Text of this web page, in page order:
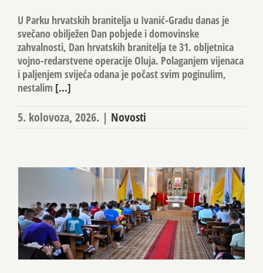
U Parku hrvatskih branitelja u Ivanić-Gradu danas je
svečano obilježen Dan pobjede i domovinske
zahvalnosti, Dan hrvatskih branitelja te 31. obljetnica
vojno-redarstvene operacije Oluja. Polaganjem vijenaca
i paljenjem svijeća odana je počast svim poginulim,
nestalim [...]
5. kolovoza, 2026. | Novosti